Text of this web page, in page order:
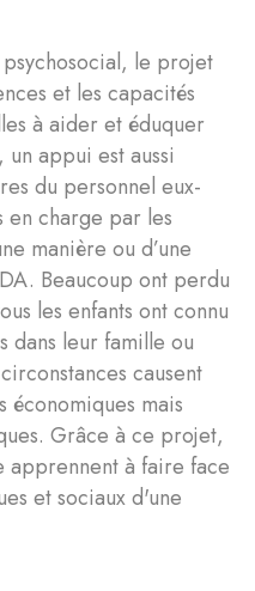
le projet
et les capacités
à aider et éduquer
un appui est aussi
du personnel eux-
en charge par les
manière ou d’une
Beaucoup ont perdu
les enfants ont connu
dans leur famille ou
causent
économiques mais
Grâce à ce projet,
apprennent à faire face
et sociaux d'une